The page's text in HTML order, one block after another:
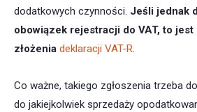
dodatkowych czynności. Jeśli jednak
obowiązek rejestracji do VAT, to
złożenia deklaracji VAT-R.
Co ważne, takiego zgłoszenia trzeba
do jakiejkolwiek sprzedaży